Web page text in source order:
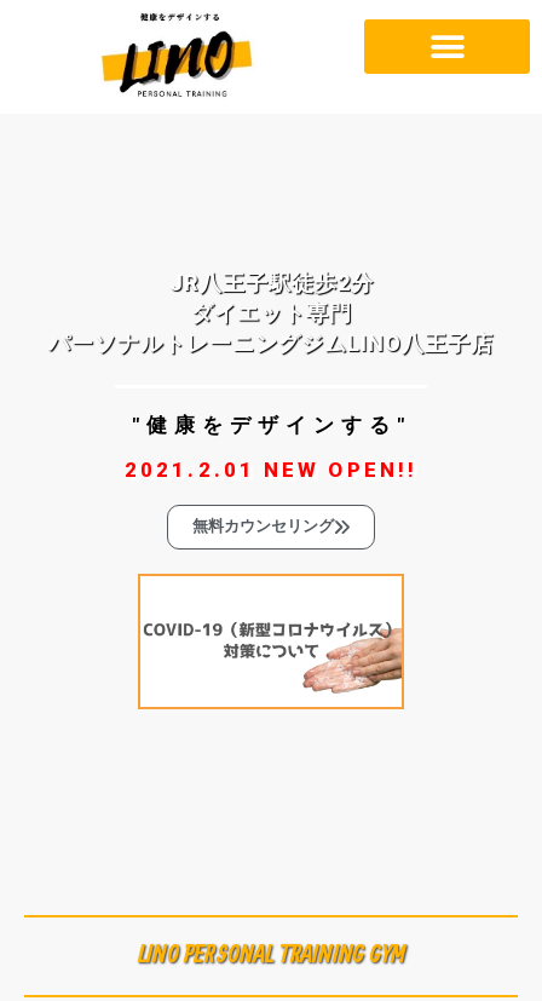
JR八王子駅徒歩2分
ダイエット専門
パーソナルトレーニングジムLINO八王子店
"健康をデザインする"
2021.2.01 NEW OPEN!!
無料カウンセリング
LINO PERSONAL TRAINING GYM